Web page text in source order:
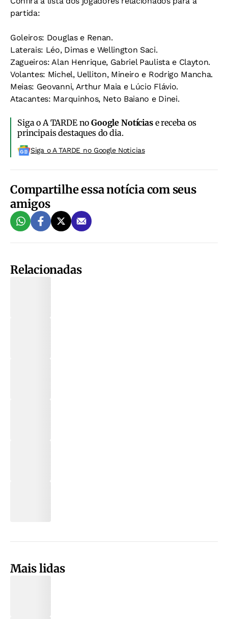
partida:
Goleiros: Douglas e Renan.
Laterais: Léo, Dimas e Wellington Saci.
Zagueiros: Alan Henrique, Gabriel Paulista e Clayton.
Volantes: Michel, Uelliton, Mineiro e Rodrigo Mancha.
Meias: Geovanni, Arthur Maia e Lúcio Flávio.
Atacantes: Marquinhos, Neto Baiano e Dinei.
Siga o A TARDE noGoogle Notíciase receba os
principais destaques do dia.
Siga o A TARDE no Google Noticias
Compartilhe essa notícia com seus
amigos
Relacionadas
Mais lidas